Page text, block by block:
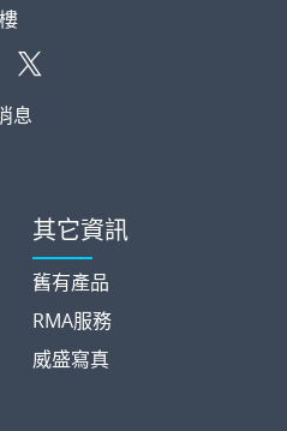
息
其它資訊
舊有產品
RMA服務
威盛寫真